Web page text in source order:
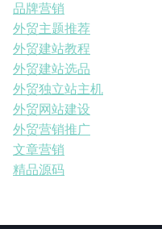
品牌营销
外贸主题推荐
外贸建站教程
外贸建站选品
外贸独立站主机
外贸网站建设
外贸营销推广
文章营销
精品源码